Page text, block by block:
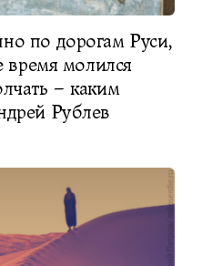
по дорогам Руси,
время молился
– каким
Рублев